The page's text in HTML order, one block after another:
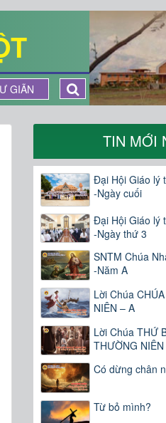
GIÃN
TIN MỚI
Đại Hội Giáo lý
-Ngày cuối
Đại Hội Giáo lý
-Ngày thứ 3
SNTM Chúa
-Năm A
Lời Chúa
NIÊN – A
Lời Chúa THỨ
THƯỜNG NIÊN
Có dừng chân
Từ bỏ mình?